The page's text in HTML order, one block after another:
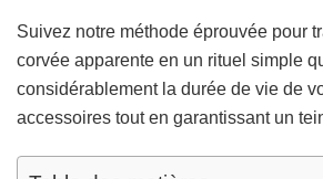
Suivez notre méthode éprouvée pour
corvée apparente en un rituel simple
considérablement la durée de vie de
accessoires tout en garantissant un